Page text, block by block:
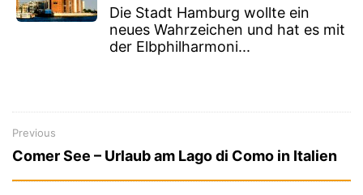
Die Stadt Hamburg wollte ein
neues Wahrzeichen und hat es mit
der Elbphilharmoni...
Beitragsnavigation
Previous
Previous
Comer See – Urlaub am Lago di Como in Italien